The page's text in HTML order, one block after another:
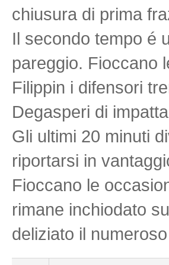
chiusura di prima
Il secondo tempo é
pareggio. Fioccano
Filippin i difensori
Degasperi di
Gli ultimi 20 minuti
riportarsi in
Fioccano le
rimane inchiodato
deliziato il